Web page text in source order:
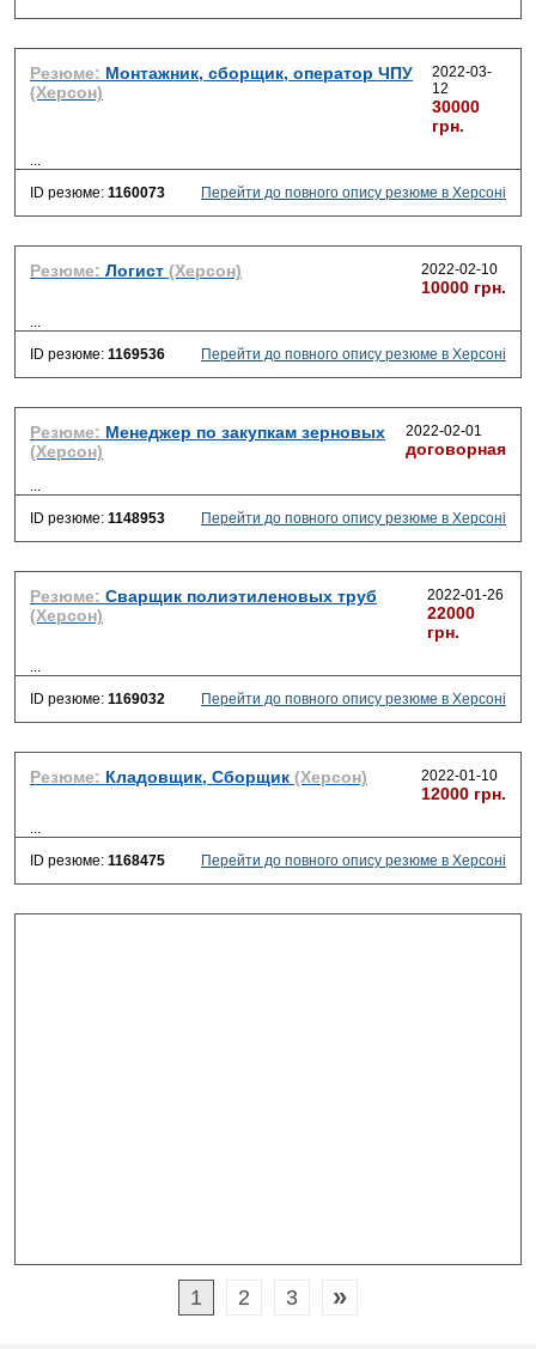
Резюме: Монтажник, сборщик, оператор ЧПУ
(Херсон)
2022-03-
12
30000
грн.
...
ID резюме: 1160073 Перейти до повного опису резюме в Херсоні
Резюме: Логист (Херсон) 2022-02-10
10000 грн.
...
ID резюме: 1169536 Перейти до повного опису резюме в Херсоні
Резюме: Менеджер по закупкам зерновых
(Херсон)
2022-02-01
договорная
...
ID резюме: 1148953 Перейти до повного опису резюме в Херсоні
Резюме: Сварщик полиэтиленовых труб
(Херсон)
2022-01-26
22000
грн.
...
ID резюме: 1169032 Перейти до повного опису резюме в Херсоні
Резюме: Кладовщик, Сборщик (Херсон) 2022-01-10
12000 грн.
...
ID резюме: 1168475 Перейти до повного опису резюме в Херсоні
1 2 3 »